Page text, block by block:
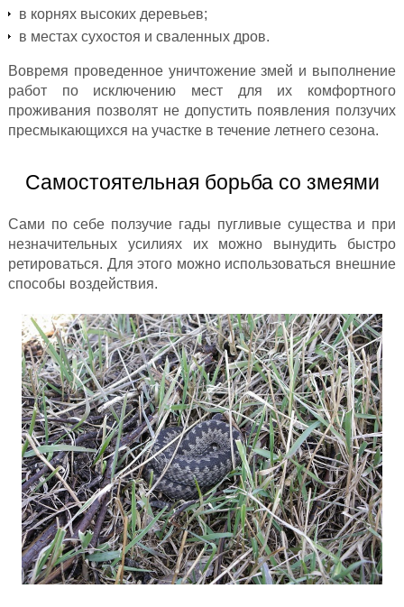
в корнях высоких деревьев;
в местах сухостоя и сваленных дров.
Вовремя проведенное уничтожение змей и выполнение
работ по исключению мест для их комфортного
проживания позволят не допустить появления ползучих
пресмыкающихся на участке в течение летнего сезона.
Самостоятельная борьба со змеями
Сами по себе ползучие гады пугливые существа и при
незначительных усилиях их можно вынудить быстро
ретироваться. Для этого можно использоваться внешние
способы воздействия.